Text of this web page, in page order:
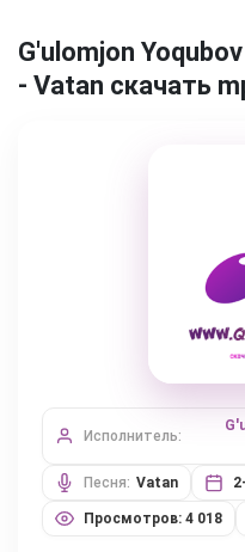
G'ulomjon
- Vatan скачать
Исполнитель:
Песня: Vatan
Просмотров: 4 018